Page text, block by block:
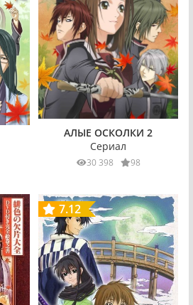
АЛЫЕ ОСКОЛКИ 2
Сериал
30 398 98
7.12